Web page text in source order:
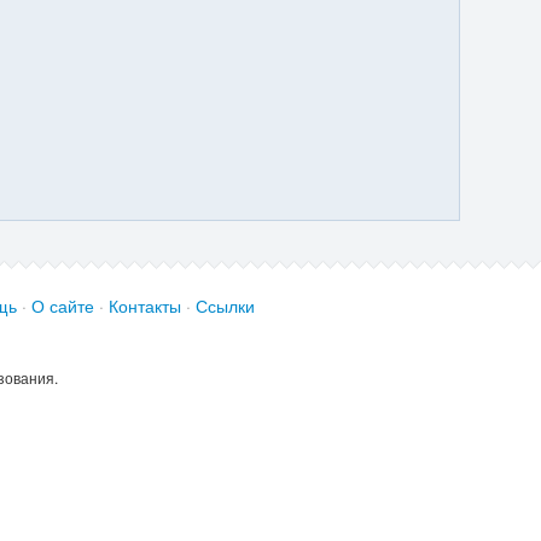
· О сайте · Контакты · Ссылки